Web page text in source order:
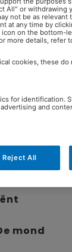
mond
All" or withdrawing
not be as relevant
at any time by
on the bottom-
more details, refer
cookies, these do
for identification.
and
Reject All